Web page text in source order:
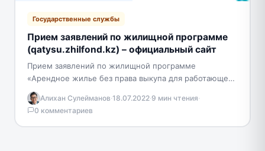
Государственные службы
Прием заявлений по жилищной программе
(qatysu.zhilfond.kz) – официальный сайт
Прием заявлений по жилищной программе
«Арендное жилье без права выкупа для работающей
молодежи». Условия жилищной программы «ELORDA
ZHASTARY» Максимальная сумма займа –…
Алихан Сулейманов·18.07.2022·9 мин чтения·
0 комментариев